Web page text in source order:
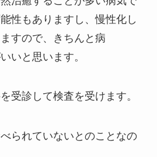
性もありますし、慢性化し
すので、きちんと病
いと思います。
受診して検査を受けます。
られていないとのことなの